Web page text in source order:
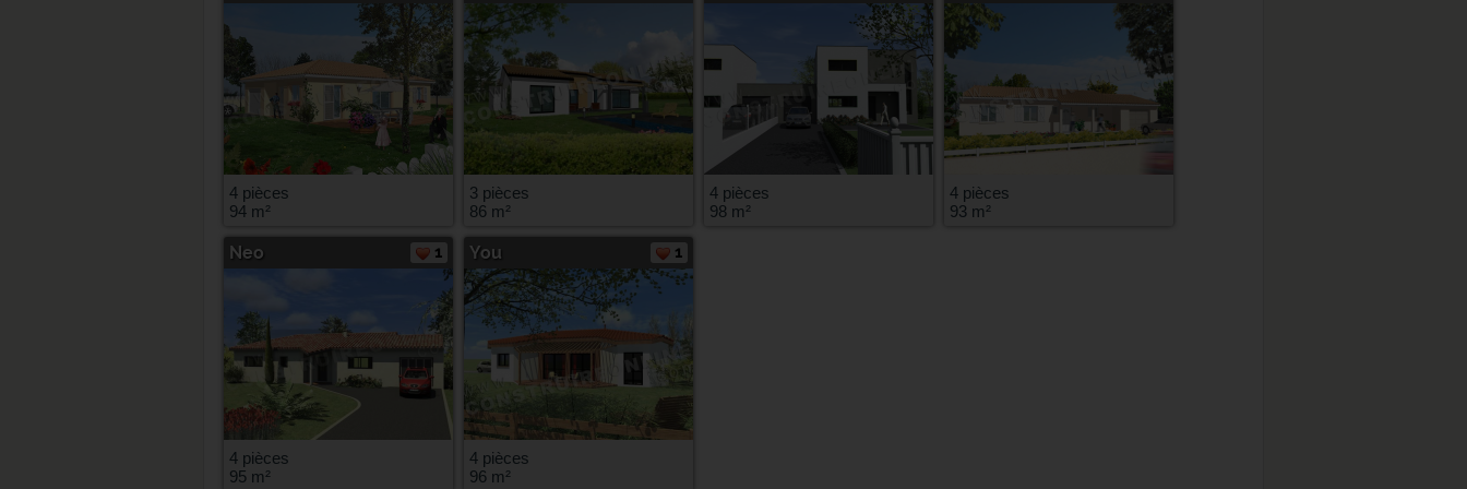
4 pièces
94 m²
3 pièces
86 m²
4 pièces
98 m²
4 pièces
93 m²
Neo 1
4 pièces
95 m²
You 1
4 pièces
96 m²